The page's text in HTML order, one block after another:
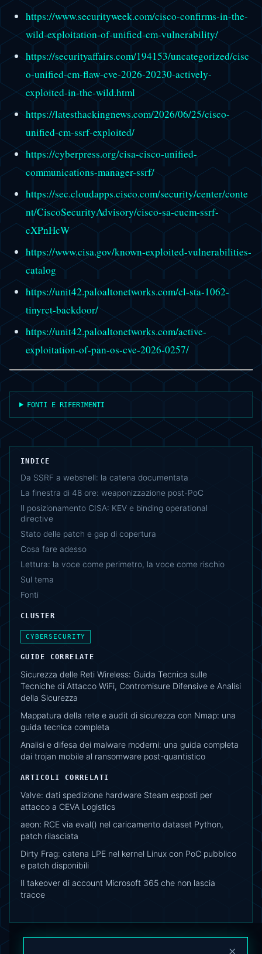
https://www.securityweek.com/cisco-confirms-in-the-
wild-exploitation-of-unified-cm-vulnerability/
https://securityaffairs.com/194153/uncategorized/cisc
o-unified-cm-flaw-cve-2026-20230-actively-
exploited-in-the-wild.html
https://latesthackingnews.com/2026/06/25/cisco-
unified-cm-ssrf-exploited/
https://cyberpress.org/cisa-cisco-unified-
communications-manager-ssrf/
https://sec.cloudapps.cisco.com/security/center/conte
nt/CiscoSecurityAdvisory/cisco-sa-cucm-ssrf-
cXPnHcW
https://www.cisa.gov/known-exploited-vulnerabilities-
catalog
https://unit42.paloaltonetworks.com/cl-sta-1062-
tinyrct-backdoor/
https://unit42.paloaltonetworks.com/active-
exploitation-of-pan-os-cve-2026-0257/
FONTI E RIFERIMENTI
INDICE
Da SSRF a webshell: la catena documentata
La finestra di 48 ore: weaponizzazione post-PoC
Il posizionamento CISA: KEV e binding operational
directive
Stato delle patch e gap di copertura
Cosa fare adesso
Lettura: la voce come perimetro, la voce come rischio
Sul tema
Fonti
CLUSTER
CYBERSECURITY
GUIDE CORRELATE
Sicurezza delle Reti Wireless: Guida Tecnica sulle
Tecniche di Attacco WiFi, Contromisure Difensive e Analisi
della Sicurezza
Mappatura della rete e audit di sicurezza con Nmap: una
guida tecnica completa
Analisi e difesa dei malware moderni: una guida completa
dai trojan mobile al ransomware post-quantistico
ARTICOLI CORRELATI
Valve: dati spedizione hardware Steam esposti per
attacco a CEVA Logistics
aeon: RCE via eval() nel caricamento dataset Python,
patch rilasciata
Dirty Frag: catena LPE nel kernel Linux con PoC pubblico
e patch disponibili
Il takeover di account Microsoft 365 che non lascia
tracce
×